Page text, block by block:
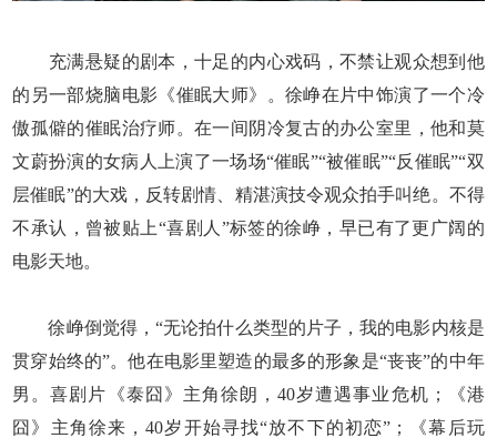
充满悬疑的剧本，十足的内心戏码，不禁让观众想到他
的另一部烧脑电影《催眠大师》。徐峥在片中饰演了一个冷
傲孤僻的催眠治疗师。在一间阴冷复古的办公室里，他和莫
文蔚扮演的女病人上演了一场场“催眠”“被催眠”“反催眠”“双
层催眠”的大戏，反转剧情、精湛演技令观众拍手叫绝。不得
不承认，曾被贴上“喜剧人”标签的徐峥，早已有了更广阔的
电影天地。
徐峥倒觉得，“无论拍什么类型的片子，我的电影内核是
贯穿始终的”。他在电影里塑造的最多的形象是“丧丧”的中年
男。喜剧片《泰囧》主角徐朗，40岁遭遇事业危机；《港
囧》主角徐来，40岁开始寻找“放不下的初恋”；《幕后玩